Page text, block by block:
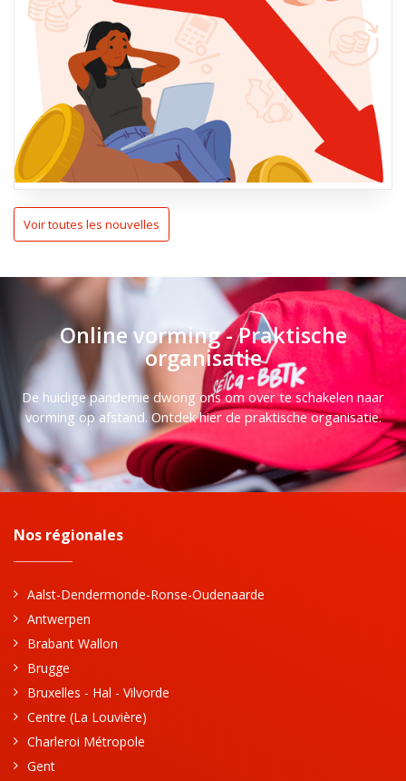
Voir toutes les nouvelles
Online vorming - Praktische
organisatie
De huidige pandemie dwong ons om over te schakelen naar
vorming op afstand. Ontdek hier de praktische organisatie.
Nos régionales
Aalst-Dendermonde-Ronse-Oudenaarde
Antwerpen
Brabant Wallon
Brugge
Bruxelles - Hal - Vilvorde
Centre (La Louvière)
Charleroi Métropole
Gent